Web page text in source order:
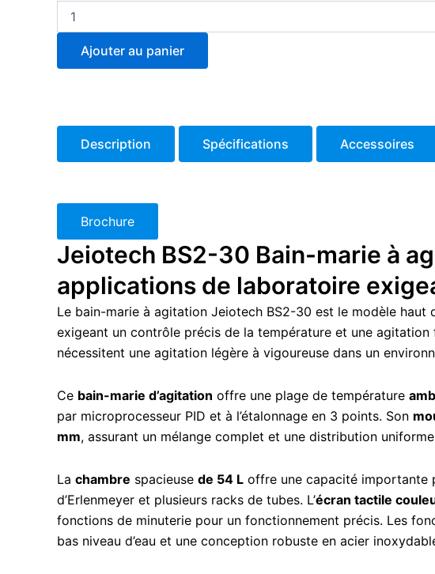
BS2-
Bain-
Ajouter au panier
Description Spécifications Accessoires
Brochure
Jeiotech BS2-30 Bain-marie à
applications de laboratoire
Le bain-marie à agitation Jeiotech BS2-30 est le modèle
exigeant un contrôle précis de la température et une
nécessitent une agitation légère à vigoureuse dans un
Ce bain-marie d’agitation offre une plage de température
par microprocesseur PID et à l’étalonnage en 3 points. Son
mm, assurant un mélange complet et une distribution
La chambre spacieuse de 54 L offre une capacité importante
d’Erlenmeyer et plusieurs racks de tubes. L’écran tactile
fonctions de minuterie pour un fonctionnement précis. Les
bas niveau d’eau et une conception robuste en acier